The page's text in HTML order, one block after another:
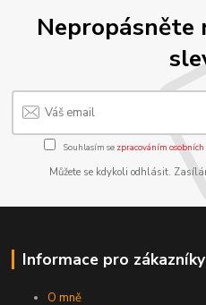
Nepropásněte
Souhlasím se zpracováním
Můžete se kdykoli odhlásit.
Informace pro zákazníky
O mně